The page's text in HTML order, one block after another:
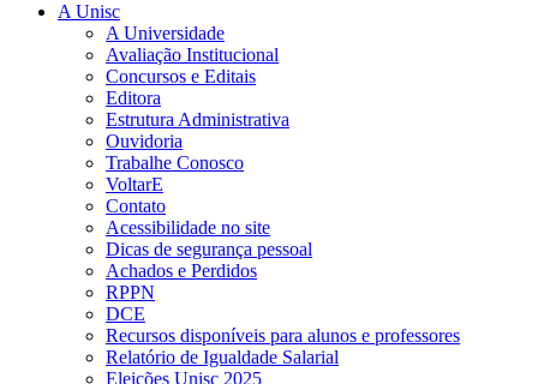
A Unisc
A Universidade
Avaliação Institucional
Concursos e Editais
Editora
Estrutura Administrativa
Ouvidoria
Trabalhe Conosco
VoltarE
Contato
Acessibilidade no site
Dicas de segurança pessoal
Achados e Perdidos
RPPN
DCE
Recursos disponíveis para alunos e professores
Relatório de Igualdade Salarial
Eleições Unisc 2025